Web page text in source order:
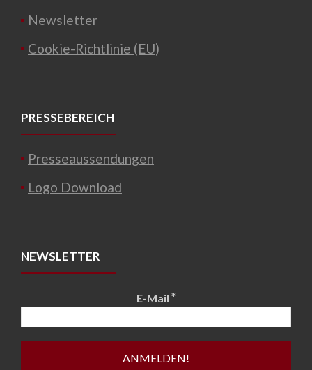
Newsletter
Cookie-Richtlinie (EU)
PRESSEBEREICH
Presseaussendungen
Logo Download
NEWSLETTER
E-Mail *